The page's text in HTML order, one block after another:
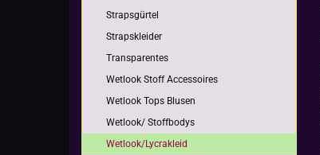
Strapsgürtel
Strapskleider
Transparentes
Wetlook Stoff Accessoires
Wetlook Tops Blusen
Wetlook/ Stoffbodys
Wetlook/Lycrakleid